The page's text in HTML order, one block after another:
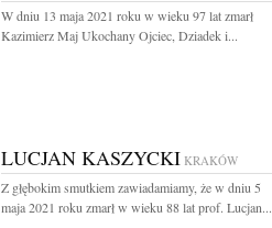
W dniu 13 maja 2021 roku w wieku 97 lat zmarł
Kazimierz Maj Ukochany Ojciec, Dziadek i...
LUCJAN KASZYCKI KRAKÓW
Z głębokim smutkiem zawiadamiamy, że w dniu 5
maja 2021 roku zmarł w wieku 88 lat prof. Lucjan...